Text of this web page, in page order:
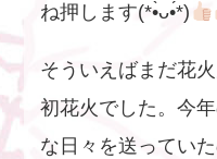
ね押します(*•̀ᴗ•́*)
そういえばまだ花
初花火でした。今
な日々を送ってい